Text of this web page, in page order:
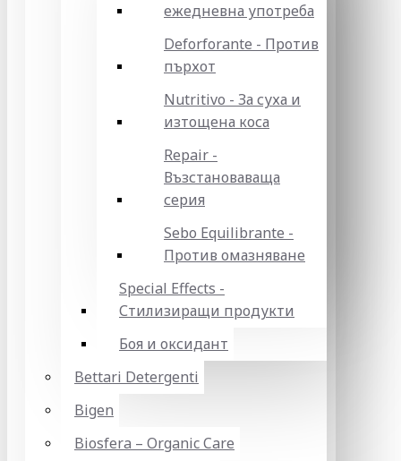
ежедневна употреба
Deforforante - Против
пърхот
Nutritivo - За суха и
изтощена коса
Repair -
Възстановаваща
серия
Sebo Equilibrante -
Против омазняване
Special Effects -
Стилизиращи продукти
Боя и оксидант
Bettari Detergenti
Bigen
Biosfera – Organic Care